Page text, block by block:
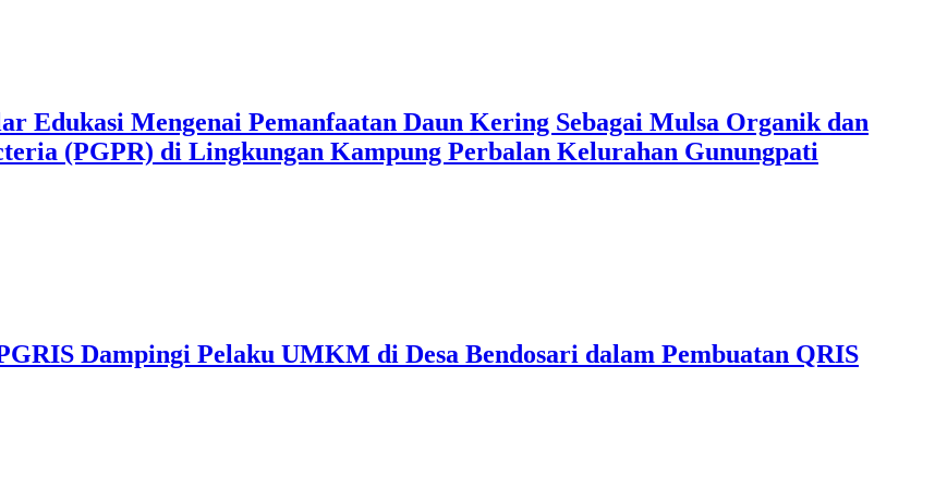
Edukasi Mengenai Pemanfaatan Daun Kering Sebagai Mulsa Organik dan
(PGPR) di Lingkungan Kampung Perbalan Kelurahan Gunungpati
Dampingi Pelaku UMKM di Desa Bendosari dalam Pembuatan QRIS